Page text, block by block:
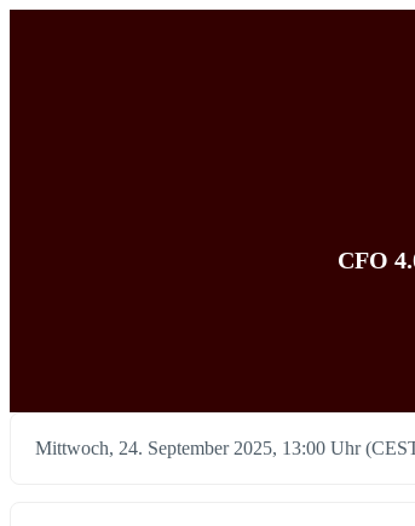
CFO
Mittwoch, 24. September 2025, 13:00 Uhr